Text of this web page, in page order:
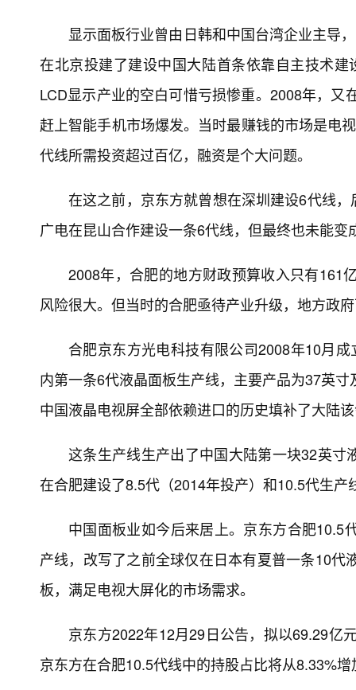
显示面板行业曾由日韩和中国台湾企业主导
在北京投建了建设中国大陆首条依靠自主技术
LCD显示产业的空白可惜亏损惨重。2008年，
赶上智能手机市场爆发。当时最赚钱的市场是电
代线所需投资超过百亿，融资是个大问题。
在这之前，京东方就曾想在深圳建设6代线
广电在昆山合作建设一条6代线，但最终也未能变
2008年，合肥的地方财政预算收入只有161
风险很大。但当时的合肥亟待产业升级，地方政
合肥京东方光电科技有限公司2008年10月
内第一条6代液晶面板生产线，主要产品为37英
中国液晶电视屏全部依赖进口的历史填补了大陆
这条生产线生产出了中国大陆第一块32英
在合肥建设了8.5代（2014年投产）和10.5代生产
中国面板业如今后来居上。京东方合肥10.5
产线，改写了之前全球仅在日本有夏普一条10
板，满足电视大屏化的市场需求。
京东方2022年12月29日公告，拟以69.29亿
京东方在合肥10.5代线中的持股占比将从8.33%